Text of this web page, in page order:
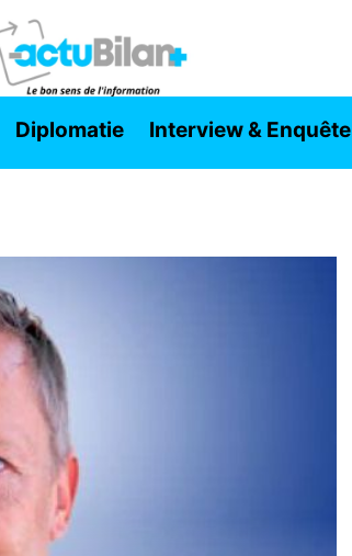
Diplomatie Interview & Enquête